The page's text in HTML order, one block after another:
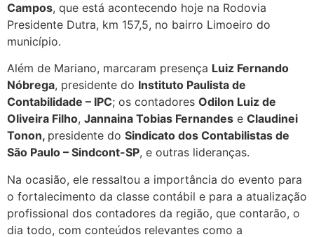
Campos, que está acontecendo hoje na Rodovia
Presidente Dutra, km 157,5, no bairro Limoeiro do
município.
Além de Mariano, marcaram presença Luiz Fernando
Nóbrega, presidente do Instituto Paulista de
Contabilidade – IPC; os contadores Odilon Luiz de
Oliveira Filho, Jannaina Tobias Fernandes e Claudinei
Tonon, presidente do Sindicato dos Contabilistas de
São Paulo – Sindcont-SP, e outras lideranças.
Na ocasião, ele ressaltou a importância do evento para
o fortalecimento da classe contábil e para a atualização
profissional dos contadores da região, que contarão, o
dia todo, com conteúdos relevantes como a